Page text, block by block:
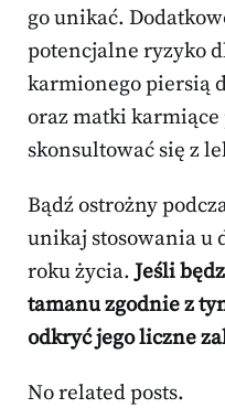
go unikać.
potencjalne ryzyko
karmionego piersią
oraz matki
skonsultować się z
Bądź ostrożny
unikaj stosowania u
roku życia.Jeśli
tamanu zgodnie z
odkryć jego liczne
No related posts.